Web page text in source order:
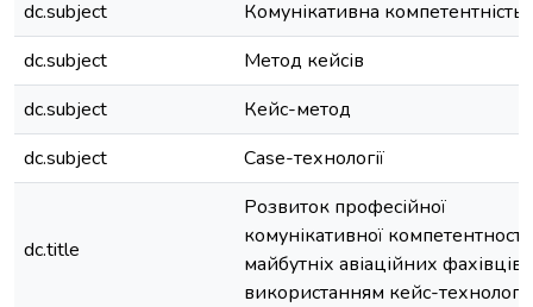
dc.subject
Комунікативна компетентність
dc.subject
Метод кейсів
dc.subject
Кейс-метод
dc.subject
Сase-технології
dc.title
Розвиток професійної
комунікативної компетентності
майбутніх авіаційних фахівців
використанням кейс-